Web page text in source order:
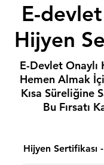
E-
Hijyen
E-Devlet Onaylı
Hemen Almak
Kısa Süreliğine
Bu Fırsatı
Hijyen Sertifikası